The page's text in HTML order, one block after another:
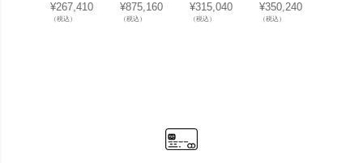
合住宅向け
ナスタボッ
¥267,410
（税込）
ボックス 大
規模集合住
¥875,160
（税込）
ボックス 集
合住宅向け
¥315,040
（税込）
ボックス 集
合住宅向け
¥350,240
（税込）